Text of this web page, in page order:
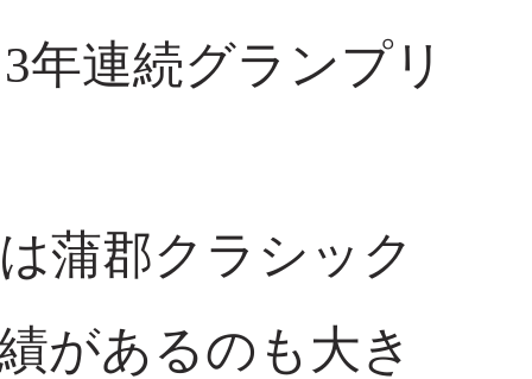
年連続グランプリ
蒲郡クラシック
があるのも大き